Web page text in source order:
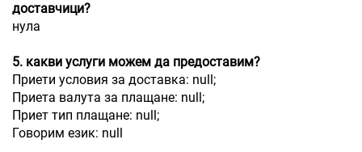
доставчици?
нула
5. какви услуги можем да предоставим?
Приети условия за доставка: null;
Приета валута за плащане: null;
Приет тип плащане: null;
Говорим език: null